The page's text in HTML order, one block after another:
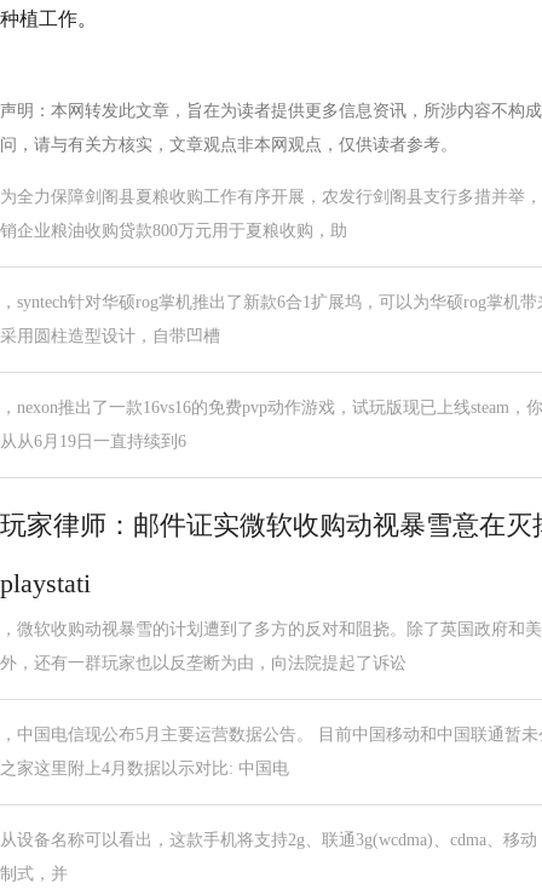
种植工作。
声明：本网转发此文章，旨在为读者提供更多信息资讯，所涉内容不构
问，请与有关方核实，文章观点非本网观点，仅供读者参考。
为全力保障剑阁县夏粮收购工作有序开展，农发行剑阁县支行多措并举
销企业粮油收购贷款800万元用于夏粮收购，助
，syntech针对华硕rog掌机推出了新款6合1扩展坞，可以为华硕rog掌机
采用圆柱造型设计，自带凹槽
，nexon推出了一款16vs16的免费pvp动作游戏，试玩版现已上线steam
从从6月19日一直持续到6
玩家律师：邮件证实微软收购动视暴雪意在灭
playstati
，微软收购动视暴雪的计划遭到了多方的反对和阻挠。除了英国政府和
外，还有一群玩家也以反垄断为由，向法院提起了诉讼
，中国电信现公布5月主要运营数据公告。 目前中国移动和中国联通暂
之家这里附上4月数据以示对比: 中国电
从设备名称可以看出，这款手机将支持2g、联通3g(wcdma)、cdma、移
制式，并